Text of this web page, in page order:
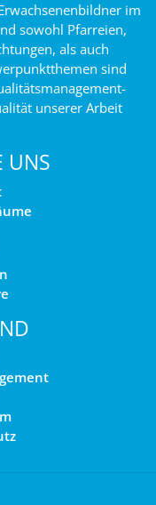
im
sowohl Pfarreien,
als auch
sind
unserer Arbeit
UNS